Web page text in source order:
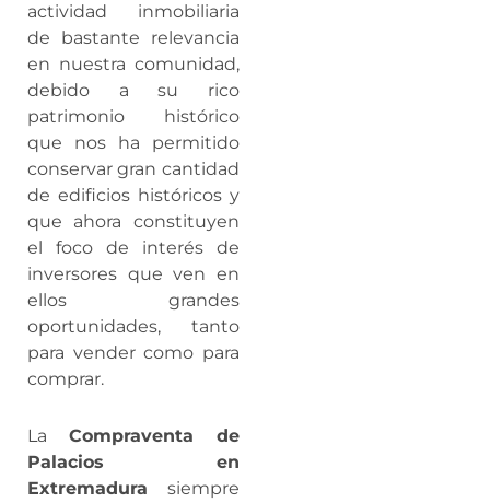
actividad inmobiliaria
de bastante relevancia
en nuestra comunidad,
debido a su rico
patrimonio histórico
que nos ha permitido
conservar gran cantidad
de edificios históricos y
que ahora constituyen
el foco de interés de
inversores que ven en
ellos grandes
oportunidades, tanto
para vender como para
comprar.
La Compraventa de
Palacios en
Extremadura siempre